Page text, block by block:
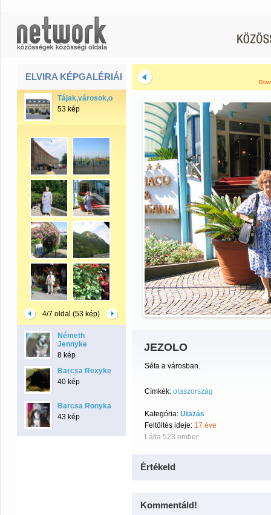
ELVIRA KÉPGALÉRIÁI
Tájak,városok,országok
53 kép
4/7 oldal (53 kép)
Németh
Jennyke
8 kép
Barcsa Rexyke
40 kép
Barcsa Ronyka
43 kép
JEZOLO
Séta a városban.
Címkék: olaszország
Kategória: Utazás
Feltöltés ideje: 17 éve
Látta 523 ember.
Értékeld
Kommentáld!